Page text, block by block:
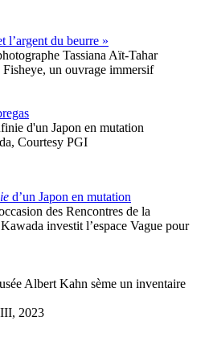
l’argent du beurre »
Tassiana Aït-Tahar
un ouvrage immersif
Courtesy PGI
d’un Japon en mutation
des Rencontres de la
investit l’espace Vague pour
2023